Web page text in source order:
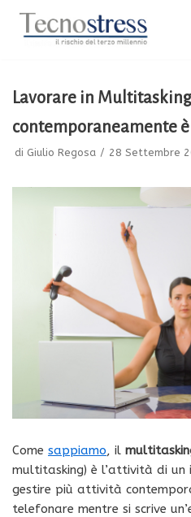
Lavorare in
contemporaneamente
di Giulio Regosa 28 Settembre
Come sappiamo, il
multitasking) è l’attività di un
gestire più attività
telefonare mentre si scrive